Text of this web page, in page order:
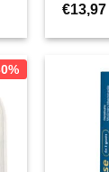
€13,97